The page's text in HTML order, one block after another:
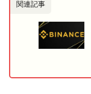
関連記事